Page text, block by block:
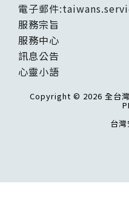
電子郵件:
服務宗旨
服務中心
訊息公告
心靈小語
Copyright © 2026 全台
台